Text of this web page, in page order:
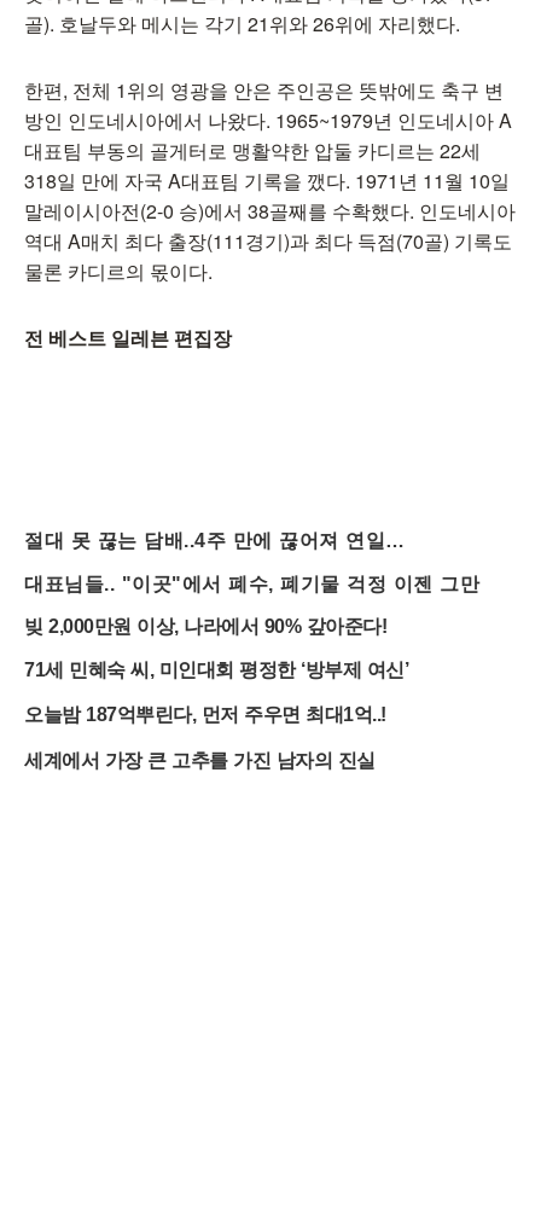
골). 호날두와 메시는 각기 21위와 26위에 자리했다.
한편, 전체 1위의 영광을 안은 주인공은 뜻밖에도 축구 변
방인 인도네시아에서 나왔다. 1965~1979년 인도네시아 A
대표팀 부동의 골게터로 맹활약한 압둘 카디르는 22세
318일 만에 자국 A대표팀 기록을 깼다. 1971년 11월 10일
말레이시아전(2-0 승)에서 38골째를 수확했다. 인도네시아
역대 A매치 최다 출장(111경기)과 최다 득점(70골) 기록도
물론 카디르의 몫이다.
전 베스트 일레븐 편집장